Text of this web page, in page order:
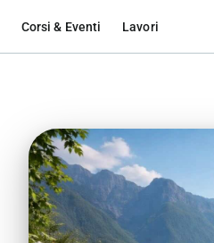
Corsi & Eventi Lavori